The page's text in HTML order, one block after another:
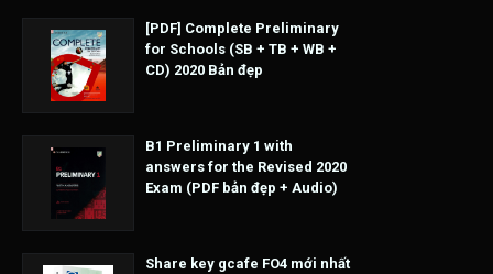
[PDF] Complete Preliminary
for Schools (SB + TB + WB +
CD) 2020 Bản đẹp
B1 Preliminary 1 with
answers for the Revised 2020
Exam (PDF bản đẹp + Audio)
Share key gcafe FO4 mới nhất